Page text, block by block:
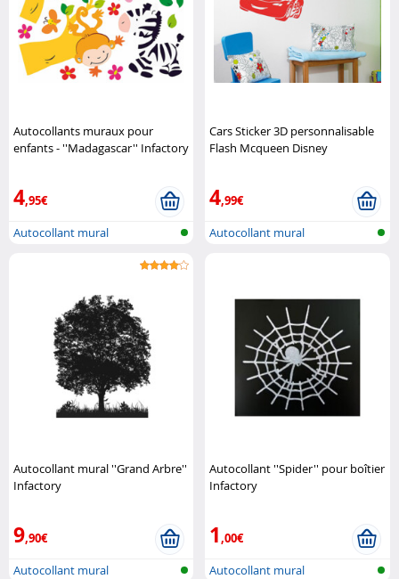
Autocollants muraux pour
enfants - ''Madagascar'' Infactory
4,95€
Autocollant mural
Cars Sticker 3D personnalisable
Flash Mcqueen Disney
4,99€
Autocollant mural
Autocollant mural ''Grand Arbre''
Infactory
9,90€
Autocollant mural
Autocollant ''Spider'' pour boîtier
Infactory
1,00€
Autocollant mural